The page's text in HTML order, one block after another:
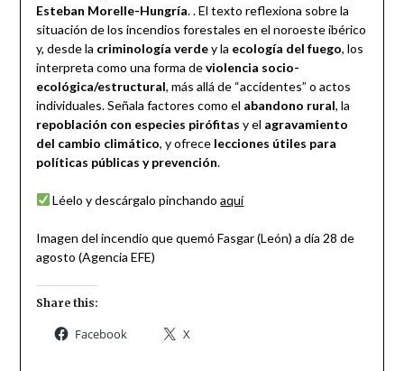
Esteban Morelle-Hungría. . El texto reflexiona sobre la
situación de los incendios forestales en el noroeste ibérico
y, desde la criminología verdey la ecología del fuego, los
interpreta como una forma deviolencia socio-
ecológica/estructural, más allá de “accidentes” o actos
individuales. Señala factores como el abandono rural, la
repoblación con especies pirófitas y el agravamiento
del cambio climático, y ofrece lecciones útiles para
políticas públicas y prevención.
Léelo y descárgalo pinchandoaquí
Imagen del incendio que quemó Fasgar (León) a día 28 de
agosto (Agencia EFE)
Share this:
Facebook X